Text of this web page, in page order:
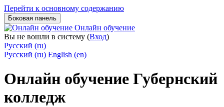
Перейти к основному содержанию
Боковая панель
Онлайн обучение
Вы не вошли в систему (Вход)
Русский ‎(ru)‎
Русский ‎(ru)‎ English ‎(en)‎
Онлайн обучение Губернский
колледж